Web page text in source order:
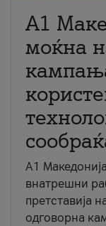
A1
моќна
A1
внатрешни
претставија
одговорна